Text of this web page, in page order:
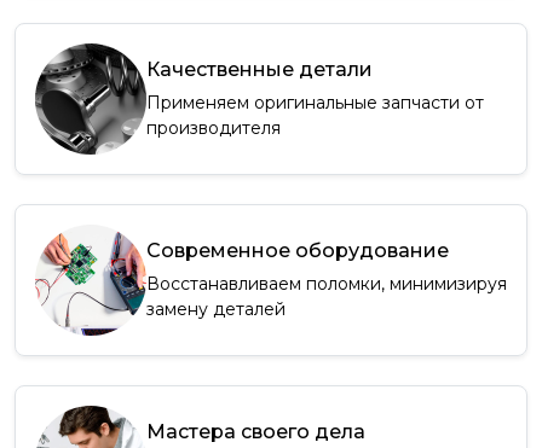
Качественные детали
Применяем оригинальные запчасти от
производителя
Современное оборудование
Восстанавливаем поломки, минимизируя
замену деталей
Мастера своего дела